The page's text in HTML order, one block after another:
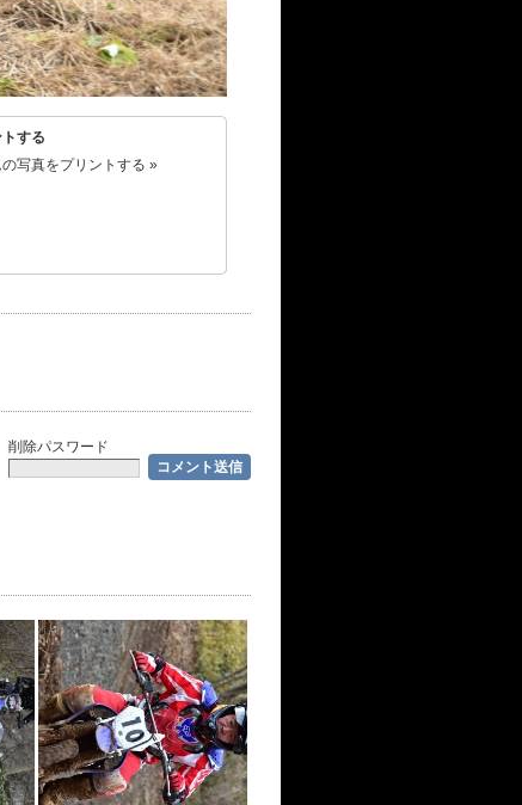
する
写真をプリントする »
削除パスワード